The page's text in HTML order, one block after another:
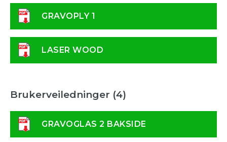
GRAVOPLY 1
LASER WOOD
Brukerveiledninger (4)
GRAVOGLAS 2 BAKSIDE